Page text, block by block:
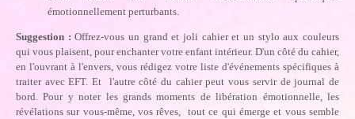
émotionnellement perturbants.
Suggestion : Offrez-vous un grand et joli cahier et un stylo aux couleurs
qui vous plaisent, pour enchanter votre enfant intérieur. D'un côté du cahier,
en l'ouvrant à l'envers, vous rédigez votre liste d'événements spécifiques à
traiter avec EFT. Et l'autre côté du cahier peut vous servir de journal de
bord. Pour y noter les grands moments de libération émotionnelle, les
révélations sur vous-même, vos rêves, tout ce qui émerge et vous semble